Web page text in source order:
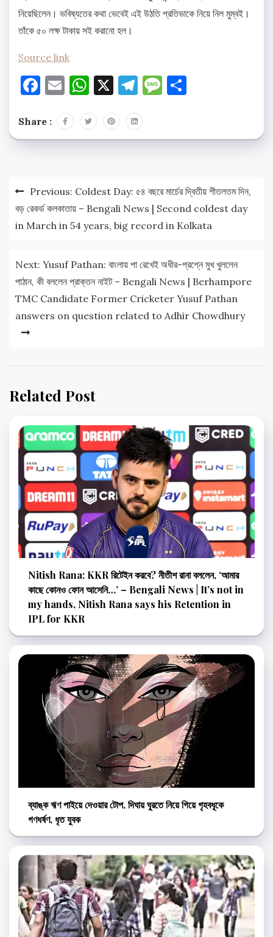
নিয়েছিলেন। ভবিষ্যতের কথা ভেবেই এই উঠতি প্রতিভাকে নিয়ে নিল মুম্বই।
তাঁকে ৫০ লক্ষ টাকায় সই করানো হল।
Source link
Facebook
EmailWhatsApp
X Telegram
Message
Share :
Post
navigation
Previous: Coldest Day: ৫৪ বছরে মার্চের দ্বিতীয় শীতলতম দিন,
বড় রেকর্ড কলকাতায় – Bengali News | Second coldest day
in March in 54 years, big record in Kolkata
Next: Yusuf Pathan: বাংলায় পা রেখেই অধীর-প্রশ্নে মুখ খুললেন
পাঠান, কী বললেন প্রাক্তন নাইট – Bengali News | Berhampore
TMC Candidate Former Cricketer Yusuf Pathan
answers on question related to Adhir Chowdhury
Related Post
Nitish Rana: KKR রিটেইন করবে? নীতীশ রানা বললেন, ‘আমার
কাছে কোনও ফোন আসেনি…’ – Bengali News | It’s not in
my hands, Nitish Rana says his Retention in
IPL for KKR
ব্যাঙ্ক ঋণ পাইয়ে দেওয়ার টোপ, দিঘায় ঘুরতে নিয়ে গিয়ে গৃহবধূকে
গণধর্ষণ, ধৃত যুবক